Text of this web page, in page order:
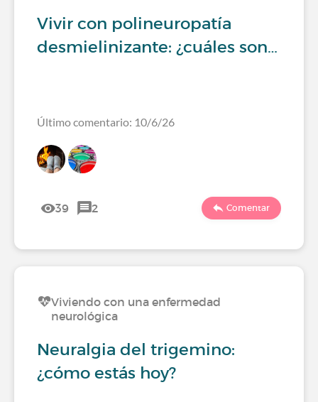
Vivir con polineuropatía
desmielinizante: ¿cuáles son…
Último comentario: 10/6/26
39 2 Comentar
Viviendo con una enfermedad
neurológica
Neuralgia del trigemino:
¿cómo estás hoy?